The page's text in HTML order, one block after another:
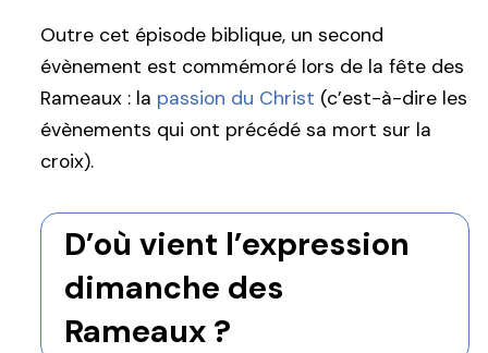
Outre cet épisode biblique, un second
évènement est commémoré lors de la fête des
Rameaux : la passion du Christ (c’est-à-dire les
évènements qui ont précédé sa mort sur la
croix).
D’où vient l’expression
dimanche des
Rameaux ?